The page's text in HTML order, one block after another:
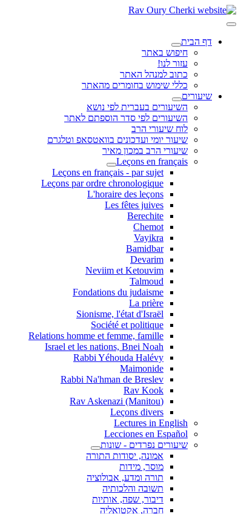
דף הבית
חיפוש באתר
עזור לנו!
כתוב למנהל האתר
כללי שימוש בחומרים מהאתר
שיעורים
השיעורים בעברית לפי נושא
השיעורים לפי סדר הוספתם לאתר
לוח שיעורי הרב
שיעור יומי ועדכונים בוואטסאפ וטלגרם
שיעורי הרב במכון מאיר
Leçons en français
Leçons en français - par sujet
Leçons par ordre chronologique
L'horaire des leçons
Les fêtes juives
Berechite
Chemot
Vayikra
Bamidbar
Devarim
Neviim et Ketouvim
Talmoud
Fondations du judaisme
La prière
Sionisme, l'état d'Israël
Société et politique
Relations homme et femme, famille
Israel et les nations, Bnei Noah
Rabbi Yéhouda Halévy
Maimonide
Rabbi Na'hman de Breslev
Rav Kook
(Rav Askenazi (Manitou
Leçons divers
Lectures in English
Lecciones en Español
שיעורים נפרדים - שונות
אמונה, יסודות התורה
מוסר, מידות
תורה ומדע, אבולוציה
תשובה והלכותיה
דיבור, שפה, אותיות
חברה, אקטואליה